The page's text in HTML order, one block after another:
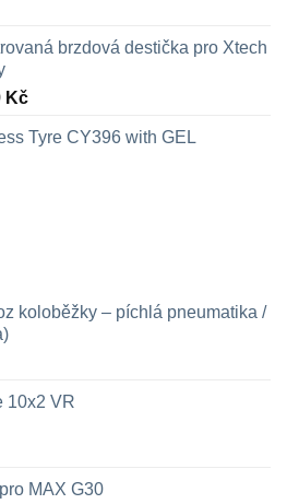
brzdová destička pro Xtech
KčRozpětí
326 Kč
Tyre CY396 with GEL
koloběžky – píchlá pneumatika /
10x2 VR
MAX G30